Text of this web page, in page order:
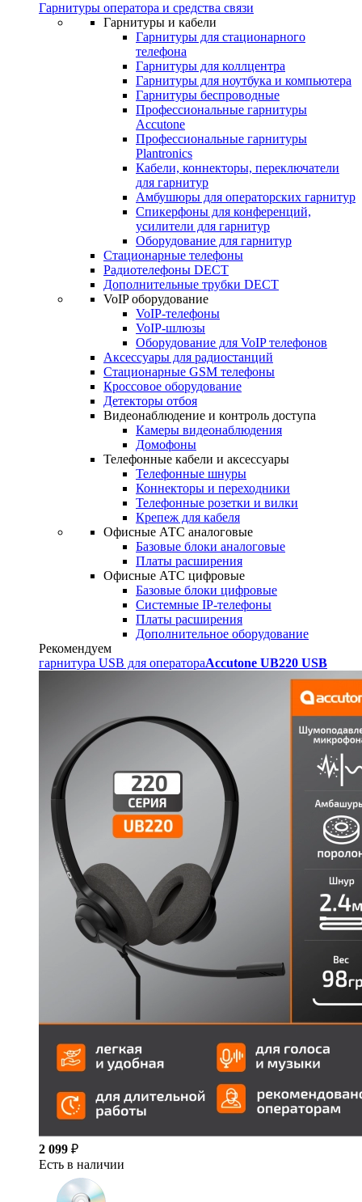
Гарнитуры оператора и средства связи
Гарнитуры и кабели
Гарнитуры для стационарного
телефона
Гарнитуры для коллцентра
Гарнитуры для ноутбука и компьютера
Гарнитуры беспроводные
Профессиональные гарнитуры
Accutone
Профессиональные гарнитуры
Plantronics
Кабели, коннекторы, переключатели
для гарнитур
Амбушюры для операторских гарнитур
Cпикерфоны для конференций,
усилители для гарнитур
Оборудование для гарнитур
Стационарные телефоны
Радиотелефоны DECT
Дополнительные трубки DECT
VoIP оборудование
VoIP-телефоны
VoIP-шлюзы
Оборудование для VoIP телефонов
Аксессуары для радиостанций
Стационарные GSM телефоны
Кроссовое оборудование
Детекторы отбоя
Видеонаблюдение и контроль доступа
Камеры видеонаблюдения
Домофоны
Телефонные кабели и аксессуары
Телефонные шнуры
Коннекторы и переходники
Телефонные розетки и вилки
Крепеж для кабеля
Офисные АТС аналоговые
Базовые блоки аналоговые
Платы расширения
Офисные АТС цифровые
Базовые блоки цифровые
Системные IP-телефоны
Платы расширения
Дополнительное оборудование
Рекомендуем
гарнитура USB для оператораAccutone UB220 USB
2 099 ₽
Есть в наличии